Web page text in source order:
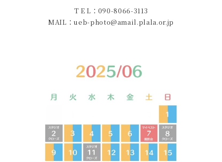
T E L：090-8066-3113
MAIL：ueb-photo@amail.plala.or.jp